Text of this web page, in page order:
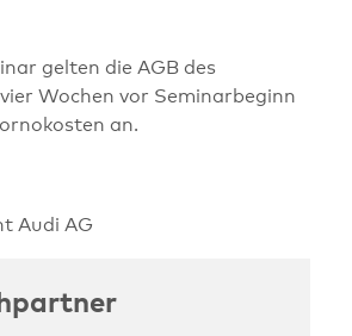
gelten die AGB des
Wochen vor Seminarbeginn
an.
Audi AG